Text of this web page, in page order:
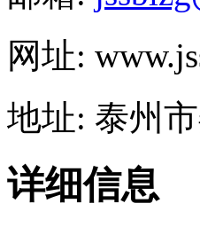
网址:
地址: 泰州
详细信息